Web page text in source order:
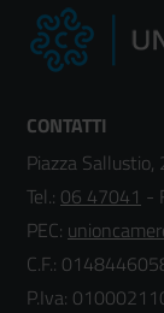
CONTATTI
Piazza
Tel.: 06 47041 -
PEC:
C.F.:
P.Iva: